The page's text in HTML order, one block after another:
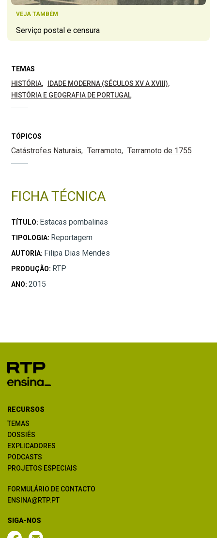
VEJA TAMBÉM
Serviço postal e censura
TEMAS
HISTÓRIA
IDADE MODERNA (SÉCULOS XV A XVIII)
HISTÓRIA E GEOGRAFIA DE PORTUGAL
TÓPICOS
Catástrofes Naturais Terramoto Terramoto de 1755
FICHA TÉCNICA
TÍTULO: Estacas pombalinas
TIPOLOGIA: Reportagem
AUTORIA: Filipa Dias Mendes
PRODUÇÃO: RTP
ANO: 2015
RECURSOS
TEMAS
DOSSIÊS
EXPLICADORES
PODCASTS
PROJETOS ESPECIAIS
FORMULÁRIO DE CONTACTO
ENSINA@RTP.PT
SIGA-NOS